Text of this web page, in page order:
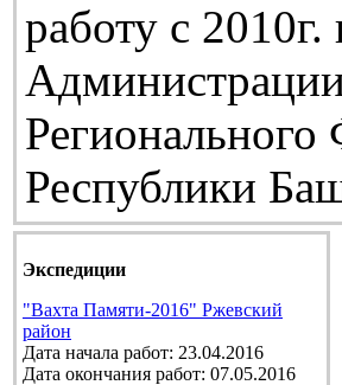
работу с
Республики
Экспедиции
"Вахта Памяти-2016" Ржевский
район
Дата начала работ: 23.04.2016
Дата окончания работ: 07.05.2016